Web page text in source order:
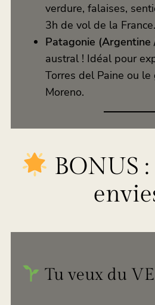
verdure, falaises,
3h de vol de la France.
Patagonie (Argentine
austral ! Idéal pour
Torres del Paine ou le
Moreno.
BONUS
Tu veux du